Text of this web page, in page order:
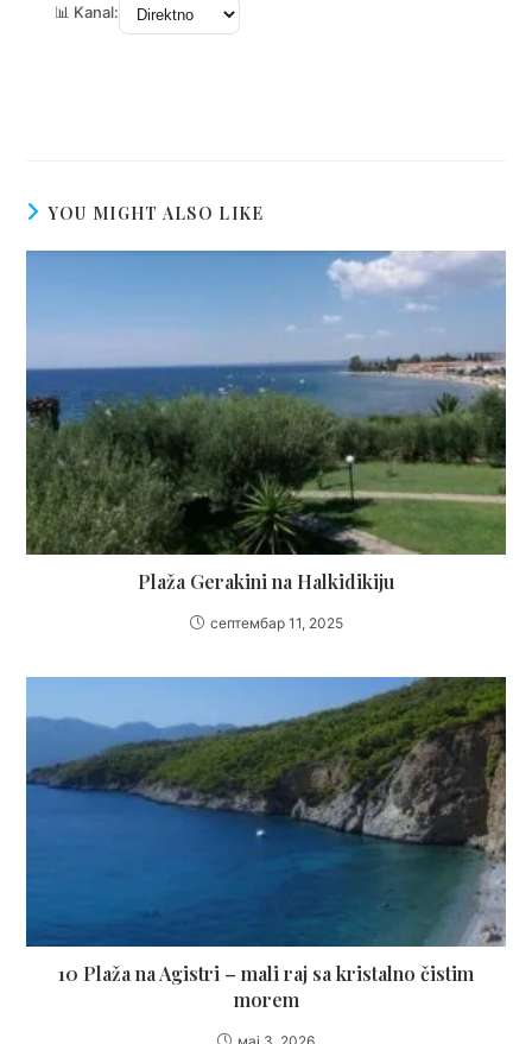
YOU MIGHT ALSO LIKE
Plaža Gerakini na Halkidikiju
септембар 11, 2025
10 Plaža na Agistri – mali raj sa kristalno čistim
morem